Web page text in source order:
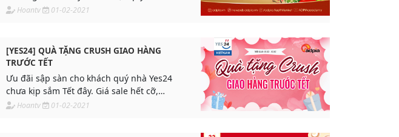
cho tất cả các Publisher tại ADPIA.
Hoantv 01-02-2021
[YES24] QUÀ TẶNG CRUSH GIAO HÀNG
TRƯỚC TẾT
Ưu đãi sập sàn cho khách quý nhà Yes24
chưa kịp sắm Tết đây. Giá sale hết cỡ,
không sợ "đau" ví, đồ đẹp miên man.
Hoantv 01-02-2021